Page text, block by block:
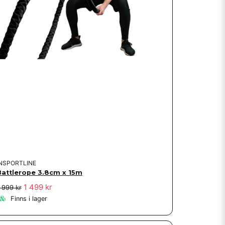
3.8cm x 15m
999 kr 1 499 kr
Finns i lager